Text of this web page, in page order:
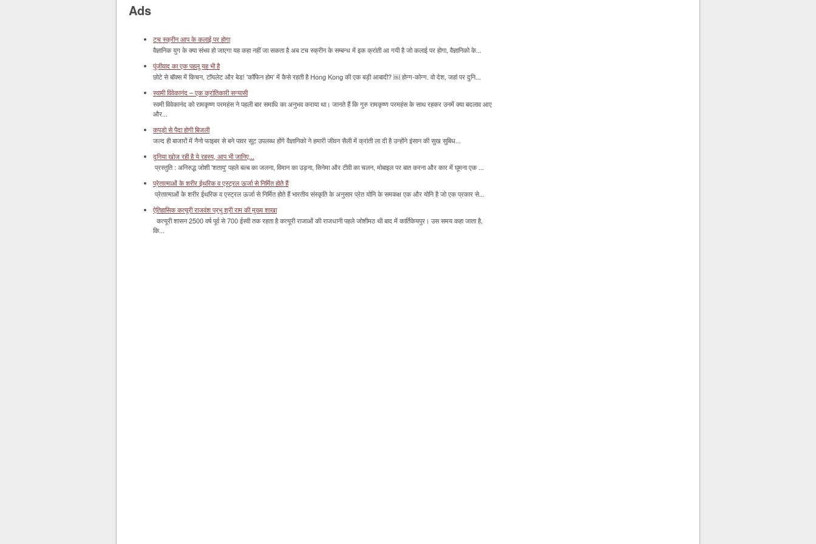
Ads
टच स्क्रीन आप के कलाई पर होगा
वैज्ञानिक युग के क्या संभव हो जाएगा यह कहा नहीं जा सकता है अब टच स्क्रीन के सम्बन्ध में इक क्रांती आ गयी है जो कलाई पर होगा, वैज्ञानिको के...
पूंजीवाद का एक पहलू यह भी है
छोटे से बॉक्‍स में किचन, टॉयलेट और बेड! 'कॉफिन होम' में कैसे रहती है Hong Kong की एक बड़ी आबादी? ￼ होन्ग-कोन्ग. वो देश, जहां पर दुनि...
स्वामी विवेकानंद – एक क्रांतिकारी सन्यासी
स्वमी विवेकानंद को रामकृष्ण परमहंस ने पहली बार समाधि का अनुभव कराया था। जानते हैं कि गुरु रामकृष्ण परमहंस के साथ रहकर उनमें क्या बदलाव आए
और...
कपड़ो से पैदा होगी बिजली
जल्द ही बाजारों में नैनो फाइबर से बने पावर सूट उपलब्ध होंगे वैज्ञानिको ने हमारी जीवन सैली में क्रांती ला दी है उन्होंने इंसान की सुख सुबिध...
दुनिया खोज रही है ये रहस्य, आप भी जानिए...
प्रस्तुति : अनिरुद्ध जोशी 'शतायु' पहले बल्ब का जलना, विमान का उड़ना, सिनेमा और टीवी का चलन, मोबाइल पर बात करना और कार में घूमना एक ...
प्रेतात्माओं के शरीर ईथरिक व एस्ट्रल ऊर्जा से निर्मित होते हैं
प्रेतात्माओं के शरीर ईथरिक व एस्ट्रल ऊर्जा से निर्मित होते हैं भारतीय संस्कृति के अनुसार प्रेत योनि के समकक्ष एक और योनि है जो एक प्रकार से...
ऐतिहासिक कत्यूरी राजवंश प्रभु श्री राम की मुख्य शाखा
कत्यूरी शासन 2500 वर्ष पूर्व से 700 ईस्वी तक रहता है कत्यूरी राजाओं की राजधानी पहले जोशीमठ थी बाद में कार्तिकेयपुर। उस समय कहा जाता है,
कि...